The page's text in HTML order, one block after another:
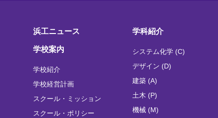
浜工ニュース
学校案内
学校紹介
学校経営計画
スクール・ミッション
スクール・ポリシー
学科紹介
システム化学 (C)
デザイン (D)
建築 (A)
土木 (P)
機械 (M)